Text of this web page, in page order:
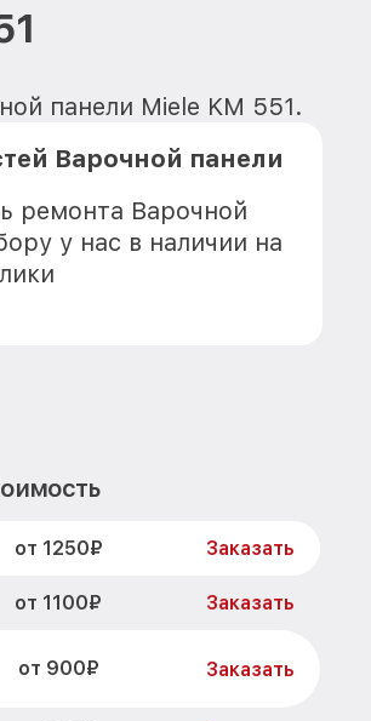
панели Miele KM 551.
Варочной панели
ремонта Варочной
у нас в наличии на
от 1250₽ Заказать
от 1100₽ Заказать
от 900₽ Заказать